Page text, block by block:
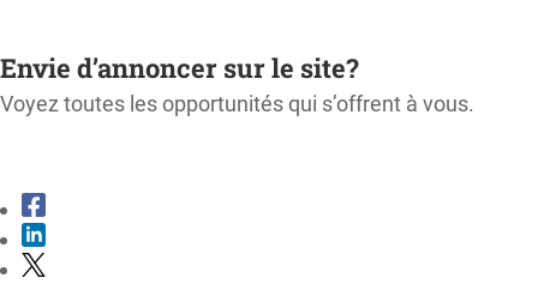
Envie d’annoncer sur le site?
Voyez toutes les opportunités qui s’offrent à vous.